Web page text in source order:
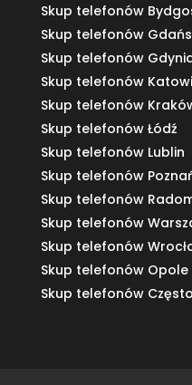
Skup telefonów
Skup telefonów
Skup telefonów
Skup telefonów
Skup telefonów
Skup telefonów Łódź
Skup telefonów Lublin
Skup telefonów
Skup telefonów
Skup telefonów
Skup telefonów
Skup telefonów Opole
Skup telefonów